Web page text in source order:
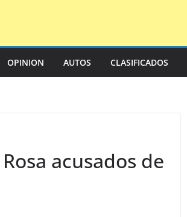
OPINION AUTOS CLASIFICADOS
acusados de